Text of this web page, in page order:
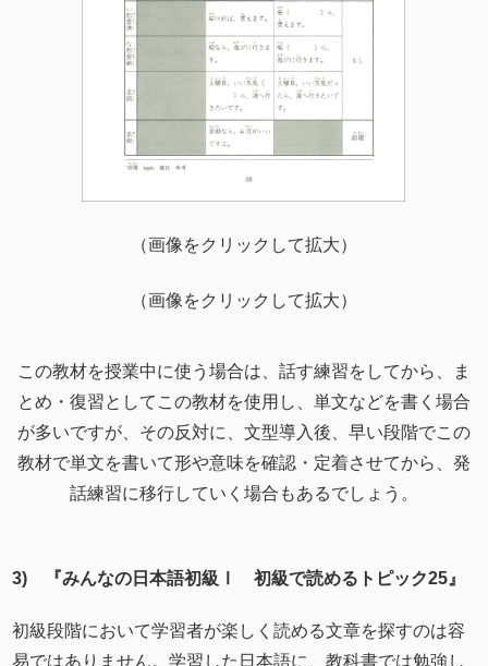
（画像をクリックして拡大）
（画像をクリックして拡大）
この教材を授業中に使う場合は、話す練習をしてから、ま
とめ・復習としてこの教材を使用し、単文などを書く場合
が多いですが、その反対に、文型導入後、早い段階でこの
教材で単文を書いて形や意味を確認・定着させてから、発
話練習に移行していく場合もあるでしょう。
3) 『みんなの日本語初級Ⅰ 初級で読めるトピック25』
初級段階において学習者が楽しく読める文章を探すのは容
易ではありません。学習した日本語に、教科書では勉強し